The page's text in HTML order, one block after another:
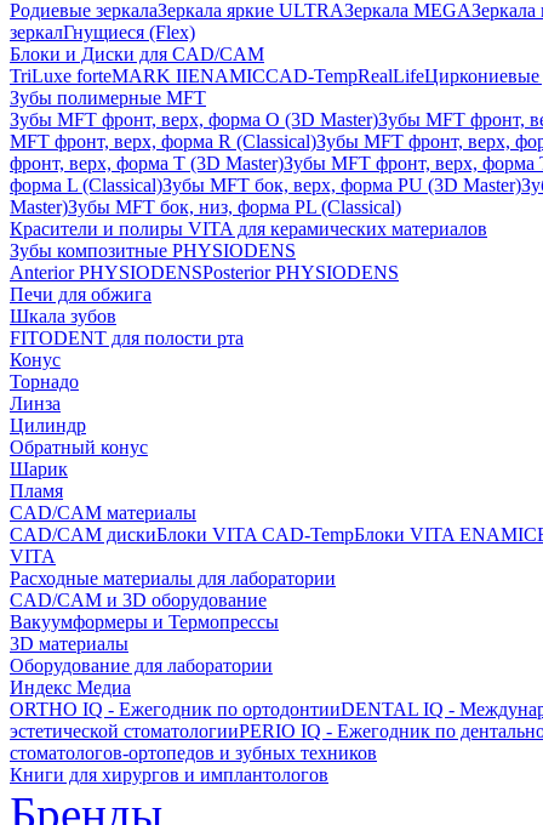
Родиевые зеркалаЗеркала яркие ULTRAЗеркала MEGAЗеркала
зеркалГнущиеся (Flex)
Блоки и Диски для CAD/CAM
TriLuxe forteMARK IIENAMICCAD-TempRealLifeЦиркониевые
Зубы полимерные MFT
Зубы MFT фронт, верх, форма O (3D Master)Зубы MFT фронт,
MFT фронт, верх, форма R (Classical)Зубы MFT фронт, верх,
фронт, верх, форма T (3D Master)Зубы MFT фронт, верх, форма
форма L (Classical)Зубы MFT бок, верх, форма PU (3D Master)
Master)Зубы MFT бок, низ, форма PL (Classical)
Красители и полиры VITA для керамических материалов
Зубы композитные PHYSIODENS
Anterior PHYSIODENSPosterior PHYSIODENS
Печи для обжига
Шкала зубов
FITODENT для полости рта
Конус
Торнадо
Линза
Цилиндр
Обратный конус
Шарик
Пламя
CAD/CAM материалы
CAD/CAM дискиБлоки VITA CAD-TempБлоки VITA ENAMIC
VITA
Расходные материалы для лаборатории
CAD/CAM и 3D оборудование
Вакуумформеры и Термопрессы
3D материалы
Оборудование для лаборатории
Индекс Медиа
ORTHO IQ - Ежегодник по ортодонтииDENTAL IQ -
эстетической стоматологииPERIO IQ - Ежегодник по
стоматологов-ортопедов и зубных техников
Книги для хирургов и имплантологов
Бренды